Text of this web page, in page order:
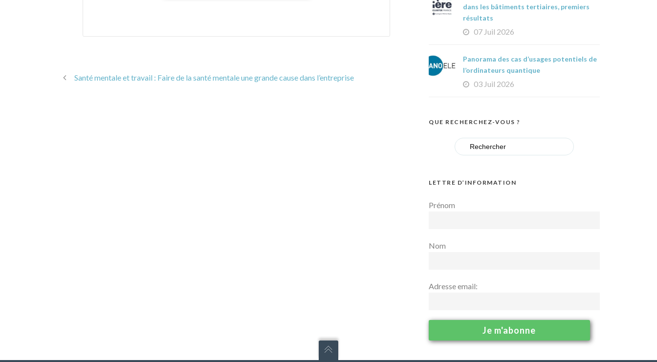
Santé mentale et travail : Faire de la santé mentale une grande cause dans l’entreprise
dans les bâtiments tertiaires, premiers
résultats
07 Juil 2026
Panorama des cas d’usages potentiels de
l’ordinateurs quantique
03 Juil 2026
QUE RECHERCHEZ-VOUS ?
Search
for:
LETTRE D’INFORMATION
Prénom
Nom
Adresse email: